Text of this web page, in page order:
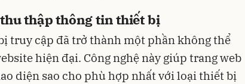
thập thông tin thiết bị
truy cập đã trở thành một phần không thể
hiện đại. Công nghệ này giúp trang web
diện sao cho phù hợp nhất với loại thiết bị